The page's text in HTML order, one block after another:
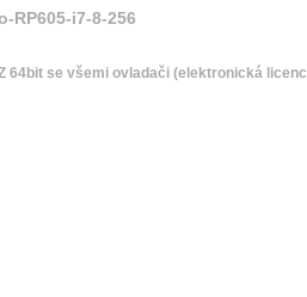
RP605-i7-8-256
64bit se všemi ovladači (elektronická